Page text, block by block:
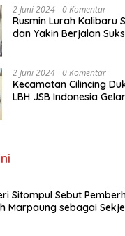
Diadakan LBH JSB
2 Juni 2024 0 Komentar
Rusmin Lurah Kalibaru
dan Yakin Berjalan
Taruna di Jakarta Utara
2 Juni 2024 0 Komentar
Kecamatan Cilincing
LBH JSB Indonesia
Sitompul Sebut
Marpaung sebagai